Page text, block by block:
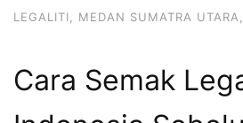
LEGALITI MEDAN SUMATRA UTARA
Cara Semak